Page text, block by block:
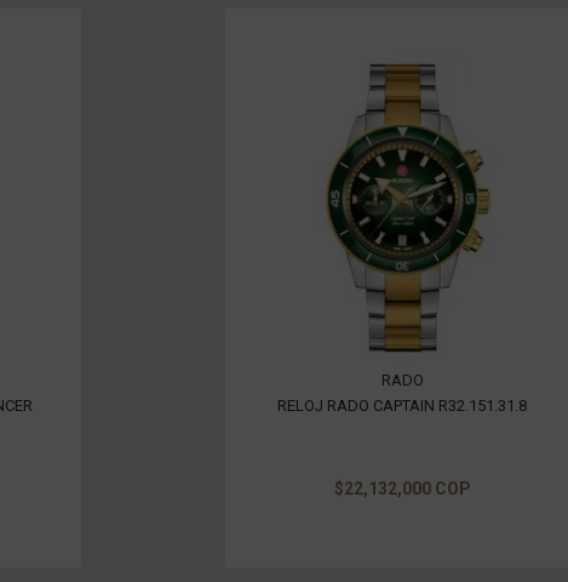
RADO
RELOJ RADO CAPTAIN R32.151.31.8
$22,132,000 COP